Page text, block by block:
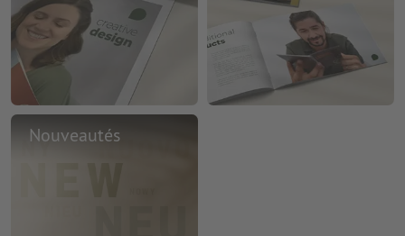
Nouveautés